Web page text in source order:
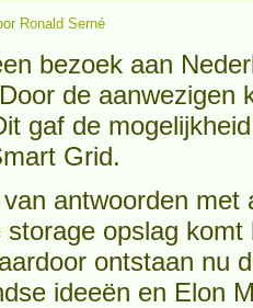
Ronald Serné
bezoek aan
de aanwezigen
gaf de
Grid.
antwoorden
opslag
ontstaan nu
ideeën en Elon